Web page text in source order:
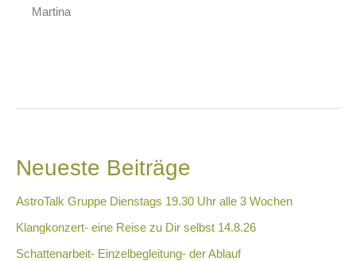
Martina
Neueste Beiträge
AstroTalk Gruppe Dienstags 19.30 Uhr alle 3 Wochen
Klangkonzert- eine Reise zu Dir selbst 14.8.26
Schattenarbeit- Einzelbegleitung- der Ablauf